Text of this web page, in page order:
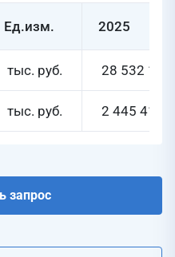
Ед.изм. 2025
тыс. руб. 28 532 102
тыс. руб. 2 445 416
запрос